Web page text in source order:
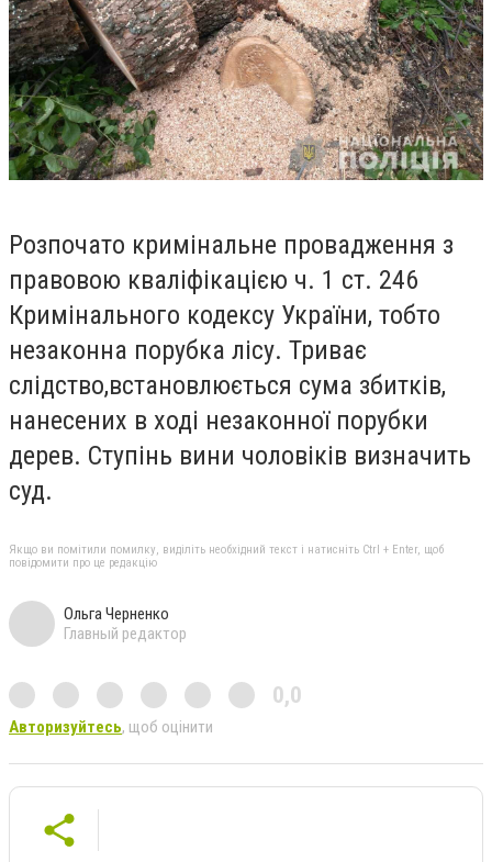
Розпочато кримінальне провадження з
правовою кваліфікацією ч. 1 ст. 246
Кримінального кодексу України, тобто
незаконна порубка лісу. Триває
слідство,встановлюється сума збитків,
нанесених в ході незаконної порубки
дерев. Ступінь вини чоловіків визначить
суд.
Якщо ви помітили помилку, виділіть необхідний текст і натисніть Ctrl + Enter, щоб
повідомити про це редакцію
Ольга Черненко
Главный редактор
0,0
Авторизуйтесь, щоб оцінити